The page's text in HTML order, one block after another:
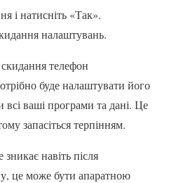
і натисніть «Так».
налаштувань.
телефон
буде налаштувати його
всі ваші програми та дані. Це
запасіться терпінням.
навіть після
це може бути апаратною